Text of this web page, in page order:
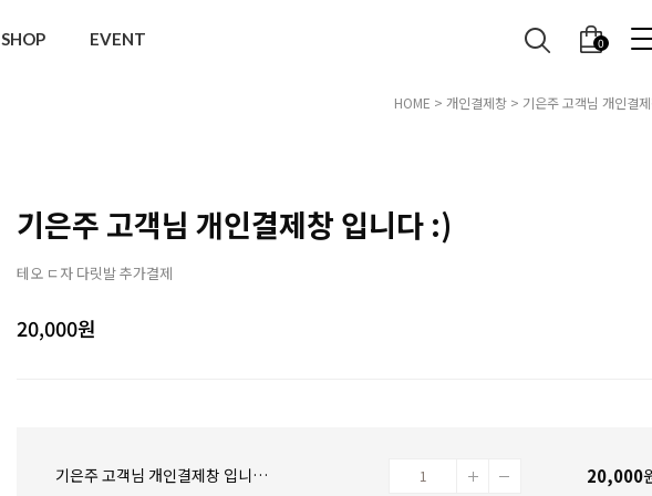
SHOP EVENT 0
HOME > 개인결제창 > 기은주 고객님 개인결
기은주 고객님 개인결제창 입니다 :)
테오 ㄷ자 다릿발 추가결제
20,000원
기은주 고객님 개인결제창 입니다 :) 20,000